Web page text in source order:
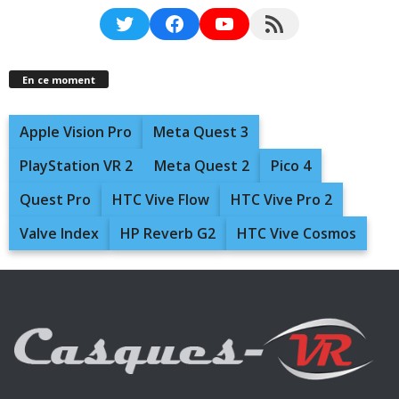
TwitterFacebookYouTubeRSS Feed
En ce moment
Apple Vision Pro
Meta Quest 3
PlayStation VR 2
Meta Quest 2
Pico 4
Quest Pro
HTC Vive Flow
HTC Vive Pro 2
Valve Index
HP Reverb G2 HTC Vive Cosmos